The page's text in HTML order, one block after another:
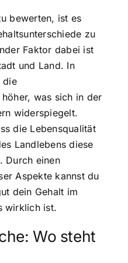
bewerten, ist es
zu
Faktor dabei ist
und Land. In
die
was sich in der
widerspiegelt.
die Lebensqualität
Landlebens diese
Durch einen
Aspekte kannst du
dein Gehalt im
wirklich ist.
Wo steht